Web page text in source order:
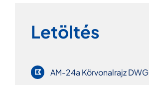
Letöltés
AM-24a Körvonalrajz DWG